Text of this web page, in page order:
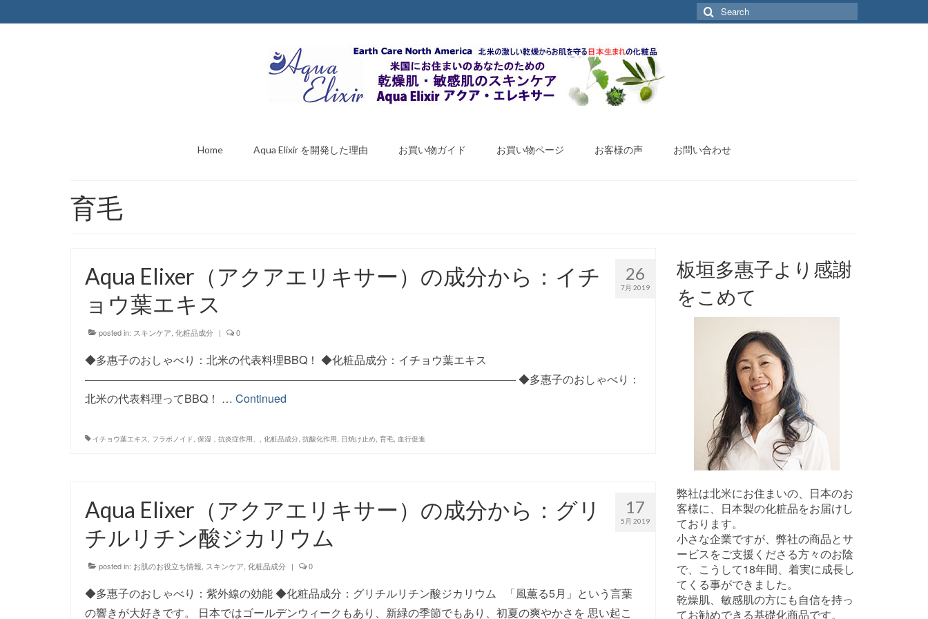
Search
for:
Home Aqua Elixir を開発した理由 お買い物ガイド お買い物ページ お客様の声 お問い合わせ
育毛
26
7月 2019
Aqua Elixer（アクアエリキサー）の成分から：イチ
ョウ葉エキス
posted in: スキンケア 化粧品成分 | 0
◆多惠子のおしゃべり：北米の代表料理BBQ！ ◆化粧品成分：イチョウ葉エキス
――――――――――――――――――――――――――――――――――――――― ◆多惠子のおしゃべり：
北米の代表料理ってBBQ！ … Continued
イチョウ葉エキス, フラボノイド, 保湿，抗炎症作用、 , 化粧品成分, 抗酸化作用, 日焼け止め, 育毛, 血行促進
17
5月 2019
Aqua Elixer（アクアエリキサー）の成分から：グリ
チルリチン酸ジカリウム
posted in: お肌のお役立ち情報 スキンケア 化粧品成分 | 0
◆多惠子のおしゃべり：紫外線の効能 ◆化粧品成分：グリチルリチン酸ジカリウム 「風薫る5月」という言葉
の響きが大好きです。 日本ではゴールデンウィークもあり、新緑の季節でもあり、初夏の爽やかさを 思い起こ
板垣多惠子より感謝
をこめて
弊社は北米にお住まいの、日本のお
客様に、日本製の化粧品をお届けし
ております。
小さな企業ですが、弊社の商品とサ
ービスをご支援くださる方々のお陰
で、こうして18年間、着実に成長し
てくる事ができました。
乾燥肌、敏感肌の方にも自信を持っ
てお勧めできる基礎化商品です。